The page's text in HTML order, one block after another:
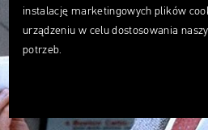
instalację marketingowych plików
urządzeniu w celu dostosowania
potrzeb.